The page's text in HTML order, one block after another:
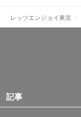
レッツエンジョイ東京
記事